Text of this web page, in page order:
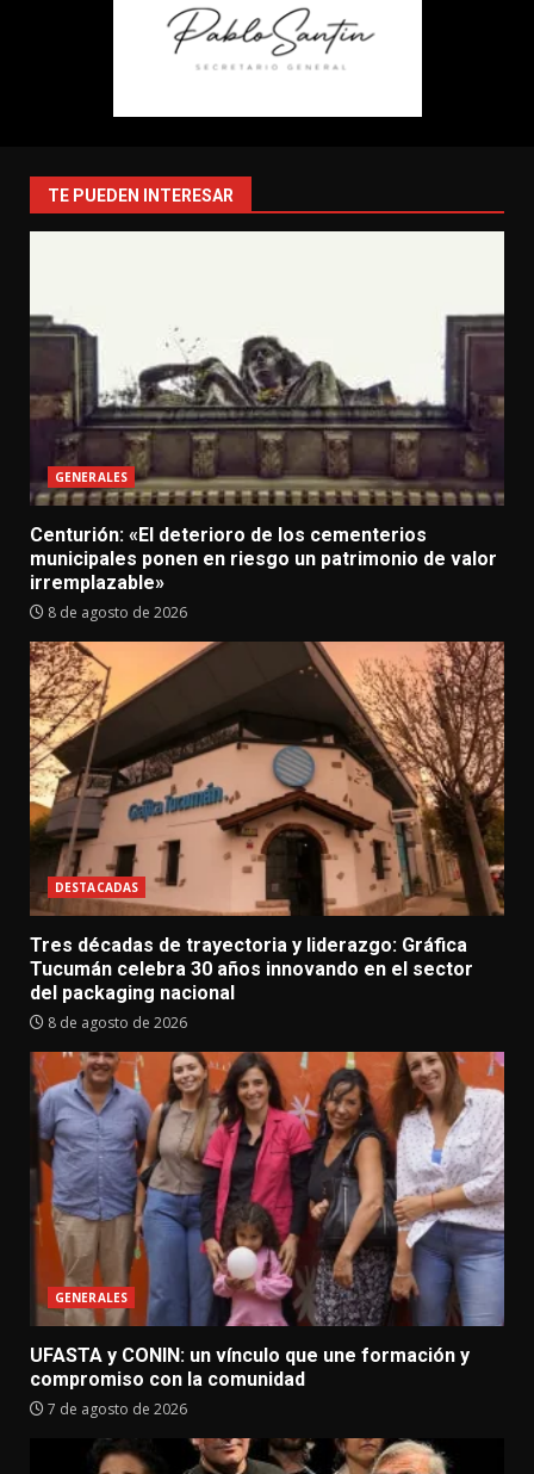
TE PUEDEN INTERESAR
GENERALES
Centurión: «El deterioro de los cementerios
municipales ponen en riesgo un patrimonio de valor
irremplazable»
8 de agosto de 2026
DESTACADAS
Tres décadas de trayectoria y liderazgo: Gráfica
Tucumán celebra 30 años innovando en el sector
del packaging nacional
8 de agosto de 2026
GENERALES
UFASTA y CONIN: un vínculo que une formación y
compromiso con la comunidad
7 de agosto de 2026